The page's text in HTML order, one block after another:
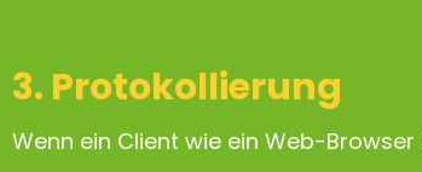
3. Protokollierung
Wenn ein Client wie ein Web-